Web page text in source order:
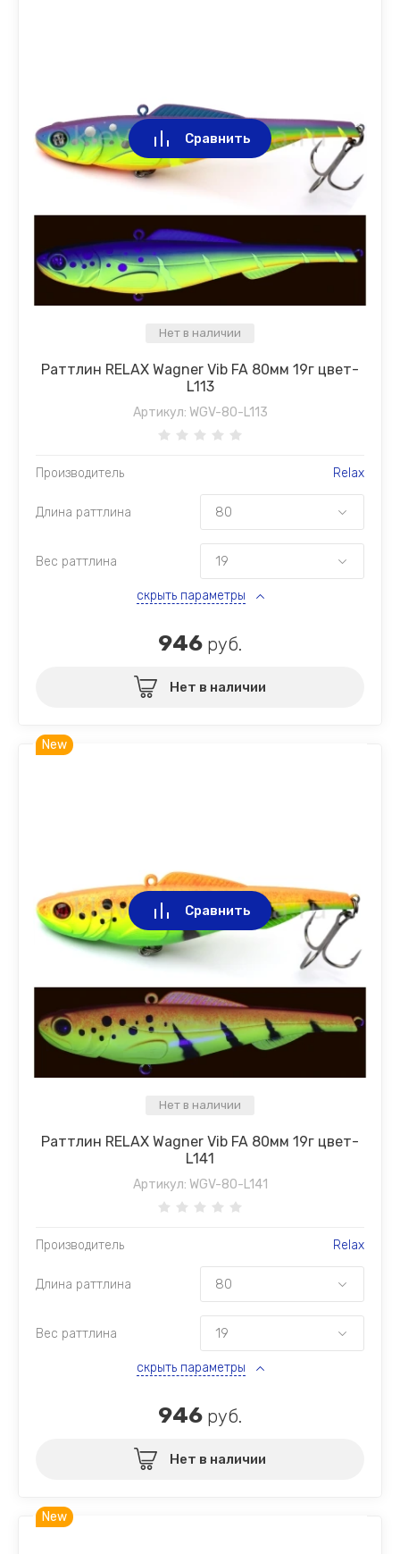
Нет в наличии
Раттлин RELAX Wagner Vib FA 80мм 19г цвет-
L113
Артикул: WGV-80-L113
Производитель Relax
Длина раттлина
Вес раттлина
скрыть параметры
Сравнить
946 руб.
Нет в наличии
New
Нет в наличии
Раттлин RELAX Wagner Vib FA 80мм 19г цвет-
L141
Артикул: WGV-80-L141
Производитель Relax
Длина раттлина
Вес раттлина
скрыть параметры
Сравнить
946 руб.
Нет в наличии
New